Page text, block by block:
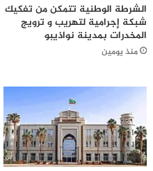
الشرطة الوطنية تتمكن من تفكيك
شبكة إجرامية لتهريب و ترويج
المخدرات بمدينة نواذيبو
منذ يومين